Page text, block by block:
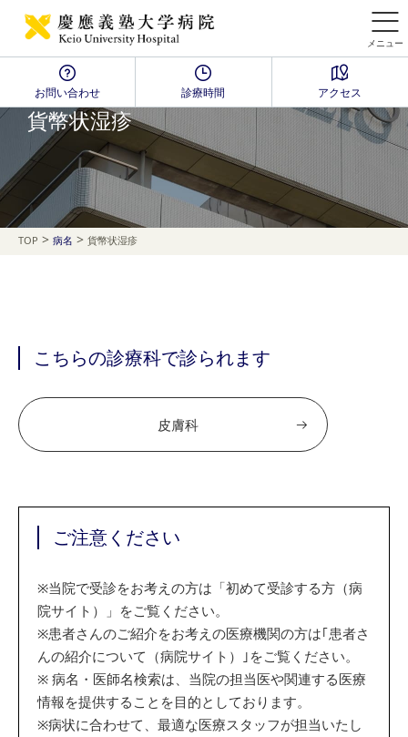
メニュー
お問い合わせ 診療時間 アクセス
Disease Name Search
貨幣状湿疹
TOP > 病名 > 貨幣状湿疹
こちらの診療科で診られます
皮膚科
ご注意ください
※当院で受診をお考えの方は「初めて受診する方（病
院サイト）」をご覧ください。
※患者さんのご紹介をお考えの医療機関の方は｢患者さ
んの紹介について（病院サイト）｣をご覧ください。
※ 病名・医師名検索は、当院の担当医や関連する医療
情報を提供することを目的としております。
※病状に合わせて、最適な医療スタッフが担当いたし